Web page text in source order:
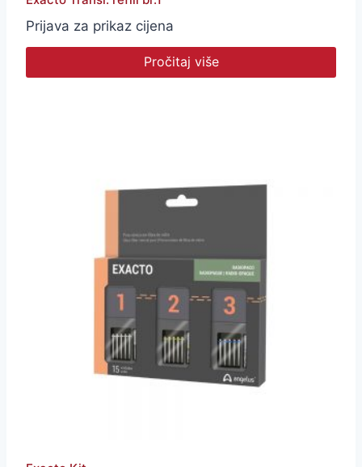
Prijava za prikaz cijena
Pročitaj više